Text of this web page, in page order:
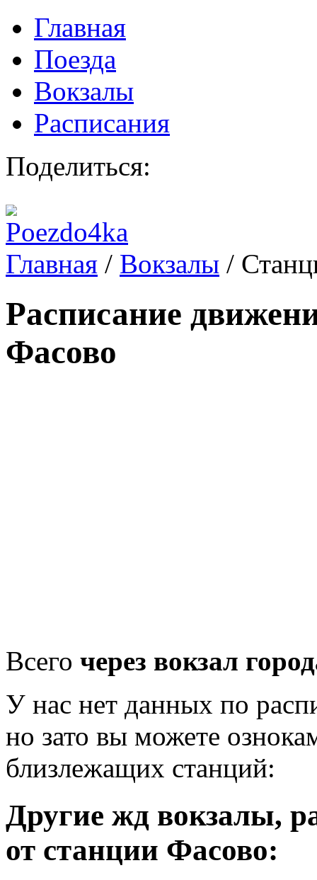
Главная
Поезда
Вокзалы
Расписания
Поделиться:
Главная / Вокзалы /
Расписание
Фасово
Всего через вокзал
У нас нет данных по
но зато вы можете
близлежащих станций:
Другие жд вокзалы,
от станции Фасово: